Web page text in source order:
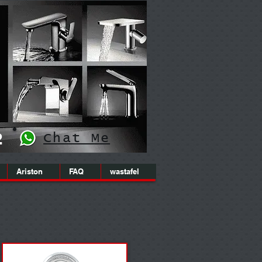
Chat Me
Ariston FAQ wastafel